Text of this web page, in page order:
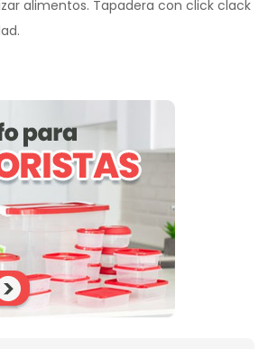
alimentos. Tapadera con click clack